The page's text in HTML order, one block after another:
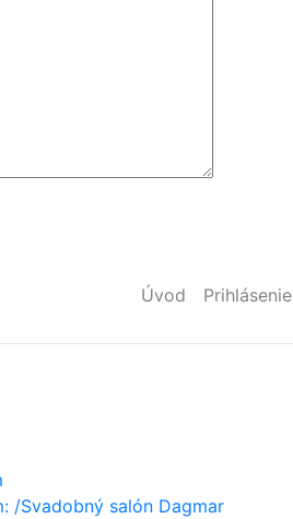
Úvod Prihlásenie
/Svadobný salón Dagmar